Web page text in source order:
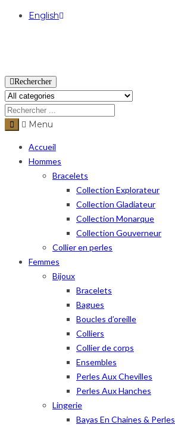
English
Rechercher
Menu
Accueil
Hommes
Bracelets
Collection Explorateur
Collection Gladiateur
Collection Monarque
Collection Gouverneur
Collier en perles
Femmes
Bijoux
Bracelets
Bagues
Boucles d’oreille
Colliers
Collier de corps
Ensembles
Perles Aux Chevilles
Perles Aux Hanches
Lingerie
Bayas En Chaines & Perles